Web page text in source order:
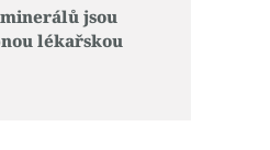
jsou
lékařskou